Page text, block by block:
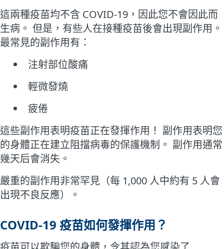
這兩種疫苗均不含 COVID-19，因此您不會因此而
生病。 但是，有些人在接種疫苗後會出現副作用。
最常見的副作用有：
注射部位酸痛
輕微發燒
疲倦
這些副作用表明疫苗正在發揮作用！ 副作用表明您
的身體正在建立阻擋病毒的保護機制。 副作用通常
幾天后會消失。
嚴重的副作用非常罕見（每 1,000 人中約有 5 人會
出現不良反應）。
COVID-19 疫苗如何發揮作用？